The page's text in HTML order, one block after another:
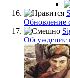
Обновление
Обсуждение